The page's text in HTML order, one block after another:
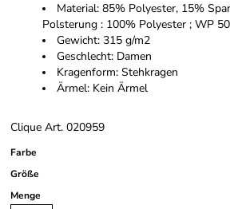
Material: 85% Polyester, 15%
Polsterung : 100% Polyester ; WP
Gewicht: 315 g/m2
Geschlecht: Damen
Kragenform: Stehkragen
Ärmel: Kein Ärmel
Clique Art. 020959
Farbe
Größe
Menge